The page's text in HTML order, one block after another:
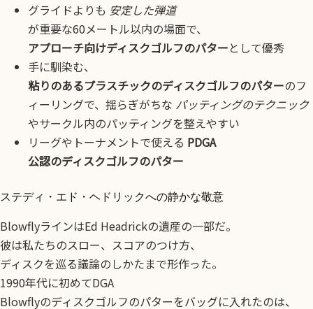
グライドよりも 安定した弾道
が重要な60メートル以内の場面で、
アプローチ向けディスクゴルフのパターとして優秀
手に馴染む、
粘りのあるプラスチックのディスクゴルフのパターのフ
ィーリングで、揺らぎがちな パッティングのテクニック
やサークル内のパッティングを整えやすい
リーグやトーナメントで使える PDGA
公認のディスクゴルフのパター
ステディ・エド・ヘドリックへの静かな敬意
BlowflyラインはEd Headrickの遺産の一部だ。
彼は私たちのスロー、スコアのつけ方、
ディスクを巡る議論のしかたまで形作った。
1990年代に初めてDGA
Blowflyのディスクゴルフのパターをバッグに入れたのは、